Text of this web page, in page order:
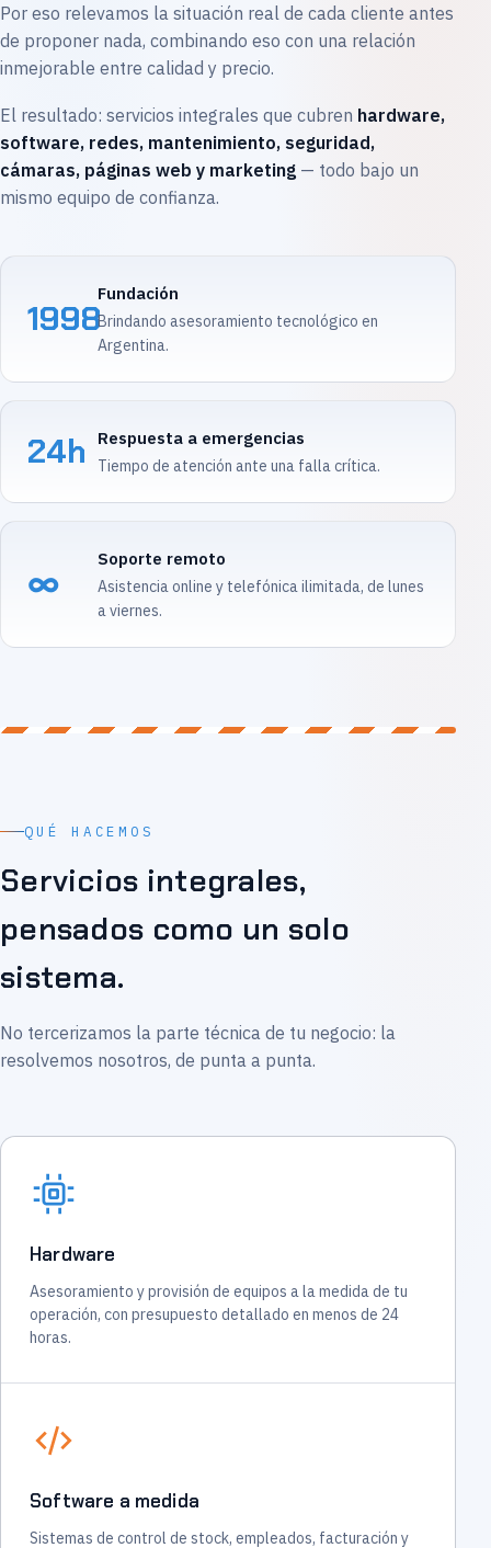
Por eso relevamos la situación real de cada cliente antes
de proponer nada, combinando eso con una relación
inmejorable entre calidad y precio.
El resultado: servicios integrales que cubren hardware,
software, redes, mantenimiento, seguridad,
cámaras, páginas web y marketing — todo bajo un
mismo equipo de confianza.
1998
Fundación
Brindando asesoramiento tecnológico en
Argentina.
24h Respuesta a emergencias
Tiempo de atención ante una falla crítica.
∞
Soporte remoto
Asistencia online y telefónica ilimitada, de lunes
a viernes.
QUÉ HACEMOS
Servicios integrales,
pensados como un solo
sistema.
No tercerizamos la parte técnica de tu negocio: la
resolvemos nosotros, de punta a punta.
Hardware
Asesoramiento y provisión de equipos a la medida de tu
operación, con presupuesto detallado en menos de 24
horas.
Software a medida
Sistemas de control de stock, empleados, facturación y